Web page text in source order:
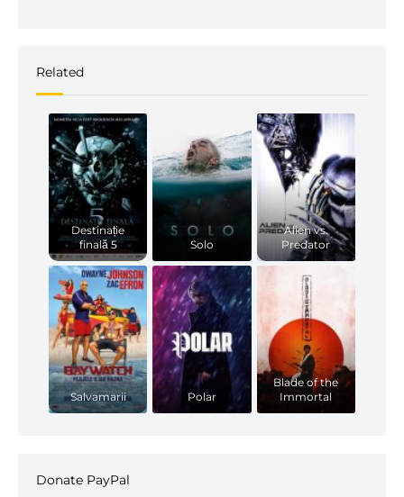
Related
Destinație
finală 5
Solo
Alien vs.
Predator
Salvamarii Polar
Blade of the
Immortal
Donate PayPal